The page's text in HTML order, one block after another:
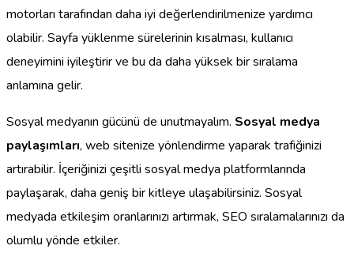
motorları tarafından daha iyi değerlendirilmenize yardımcı
olabilir. Sayfa yüklenme sürelerinin kısalması, kullanıcı
deneyimini iyileştirir ve bu da daha yüksek bir sıralama
anlamına gelir.
Sosyal medyanın gücünü de unutmayalım. Sosyal medya
paylaşımları, web sitenize yönlendirme yaparak trafiğinizi
artırabilir. İçeriğinizi çeşitli sosyal medya platformlarında
paylaşarak, daha geniş bir kitleye ulaşabilirsiniz. Sosyal
medyada etkileşim oranlarınızı artırmak, SEO sıralamalarınızı da
olumlu yönde etkiler.